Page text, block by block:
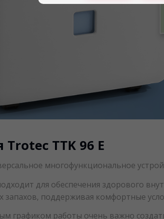
TTK 96 E
многофункциональное
для обеспечения здорового
запахов, поддерживая комфортные
графиком работы очень важно